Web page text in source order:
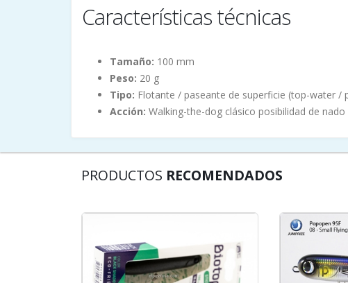
Características técnicas
Tamaño: 100 mm
Peso: 20 g
Tipo: Flotante / paseante de superficie (top-water /
Acción: Walking-the-dog clásico posibilidad de nado
PRODUCTOS RECOMENDADOS